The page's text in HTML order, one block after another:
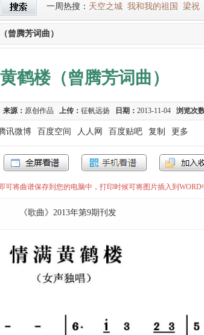
一周热搜： 天空之城 我和我的祖国 梁祝
曾腾芳词曲）
鹤楼（曾腾芳词曲）
来源： 原创作品 上传： 征帆远扬 日期： 2013-11-04 浏览次
讯微博 百度空间 人人网 百度贴吧 复制 更多
可将曲谱保存到您的电脑中，打印时候可将图片插入到WORD
《歌曲》2013年第9期刊发